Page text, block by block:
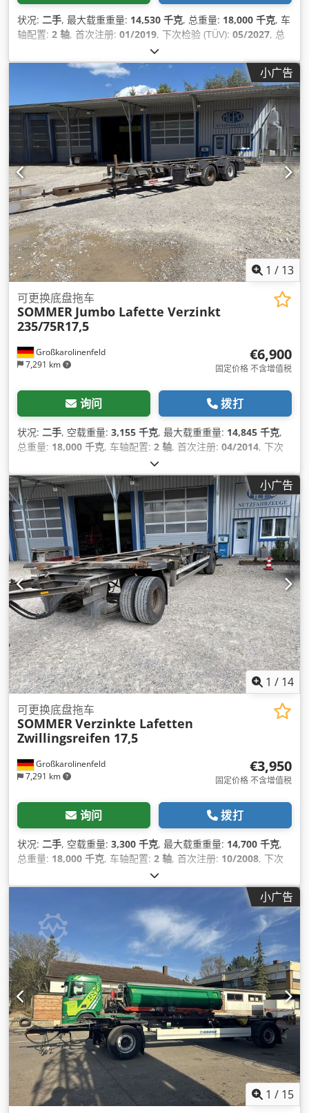
状况: 二手, 最大载重重量: 14,530 千克, 总重量: 18,000 千克, 车
轴配置: 2 轴, 首次注册: 01/2019, 下次检验 (TÜV): 05/2027, 总
1,090 毫米
抱死制动系统 (ABS),
小广告
1 / 13
Großkarolinenfeld
7,291 km
可更换底盘拖车
SOMMER Jumbo Lafette Verzinkt
235/75R17,5
€6,900
固定价格 不含增值税
询问 拨打
状况: 二手, 空载重量: 3,155 千克, 最大载重重量: 14,845 千克,
总重量: 18,000 千克, 车轴配置: 2 轴, 首次注册: 04/2014, 下次
, 装载空间长度:
气, 轮胎尺寸:235/75R17,5, 最大速度:210 公里/小时, 设备:防
抱死制动系统 (ABS)
小广告
1 / 14
Großkarolinenfeld
7,291 km
可更换底盘拖车
SOMMERVerzinkte Lafetten
Zwillingsreifen 17,5
€3,950
固定价格 不含增值税
询问 拨打
状况: 二手, 空载重量: 3,300 千克, 最大载重重量: 14,700 千克,
总重量: 18,000 千克, 车轴配置: 2 轴, 首次注册: 10/2008, 下次
, 悬挂系统:空气
设备:防抱死制动系统 (ABS),
小广告
1 / 15